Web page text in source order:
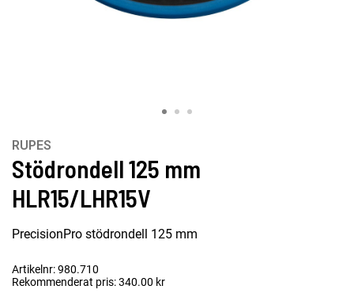
RUPES
Stödrondell 125 mm
HLR15/LHR15V
PrecisionPro stödrondell 125 mm
Artikelnr: 980.710
Rekommenderat pris: 340.00 kr